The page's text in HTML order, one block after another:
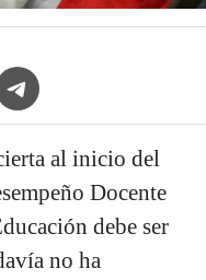
Icon Icon
al inicio del
Docente
debe ser
no ha